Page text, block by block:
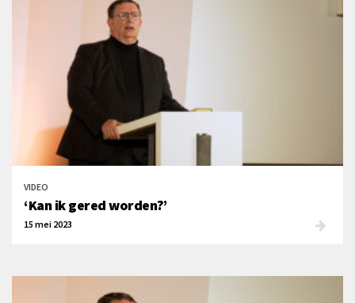
VIDEO
‘Kan ik gered worden?’
15 mei 2023